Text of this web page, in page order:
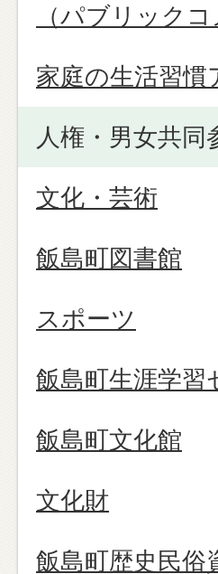
（パブリックコ
家庭の生活習慣
人権・男女共同
文化・芸術
飯島町図書館
スポーツ
飯島町生涯学習
飯島町文化館
文化財
飯島町歴史民俗